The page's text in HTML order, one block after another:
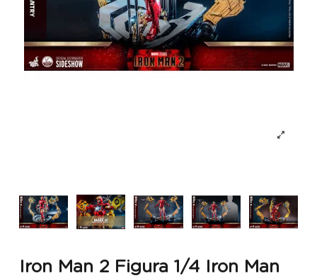
Iron Man 2 Figura 1/4 Iron Man